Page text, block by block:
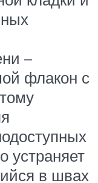
–
флакон с
устраняет
в швах